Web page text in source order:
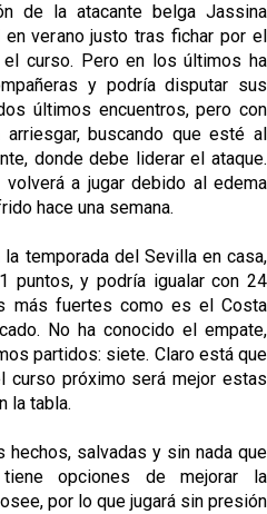
de la atacante belga Jassina
verano justo tras fichar por el
curso. Pero en los últimos ha
y podría disputar sus
últimos encuentros, pero con
buscando que esté al
donde debe liderar el ataque.
a jugar debido al edema
hace una semana.
temporada del Sevilla en casa,
puntos, y podría igualar con 24
más fuertes como es el Costa
No ha conocido el empate,
partidos: siete. Claro está que
curso próximo será mejor estas
la tabla.
hechos, salvadas y sin nada que
opciones de mejorar la
por lo que jugará sin presión